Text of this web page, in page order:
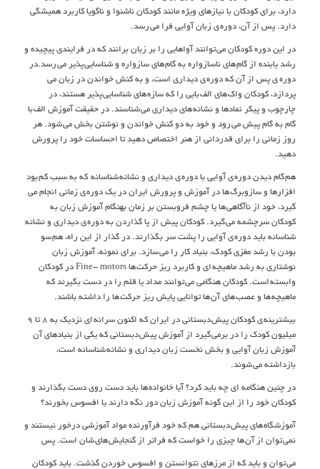
دارد، براي کودکان با نيازهاي ويژه مانند کودکان ناشنوا و ناگويا کاربرد هميشگي
دارد. پس از آن، دوره ي زبان آوايي فرا مي رسد.
در اين دوره کودکان مي توانند آواهايي را بر زبان برانند که در فرايندي پيچيده و
رشد يابنده از گام هاي ناسازواره به گام هاي سازواره و شناسايي پذير مي رسد.در
دوره ي پس از آن که دوره ي ديداري است، و به کنش خواندن در زبان مي
پردازد، کودکان واک هاي الف بايي را که سازه هاي شناسايي پذير هستند، در
چارچوب و پيکر نمادها و نشانه هاي ديداري مي شناسند. در حقيقت آموزش الف با
گام به گام پيش مي رود و خود به دو کنش خواندن و نوشتن بخش مي شود. هر
روز زمانی را برای قدردانی از هنر اختصاص دهید تا احساسات خود را پرورش
دهید.
هم گام ديدن دوره ي آوايي با دوره ي ديداري و نشانه شناسانه که به سبب کم بود
افزارها و سازوبرگ ها در آموزش و پرورش ايران در يک دوره ي زماني انجام مي
گيرد، خود از ناآگاهي ها يا چشم فروبستن بر زمان بهنگام آموزش زبان به
کودکان سرچشمه مي گيرد. کودکان پيش از پا گذاردن به دوره ي ديداري و نشانه
شناسانه بايد دوره ي آوايي را پشت سر بگذارند. در گذار از اين راه، هم سو
بودن با رشد مغزي کودک، بنياد کار را مي سازد. براي نمونه، آموزش زبان
نوشتاري به رشد ماهيچه اي و کاربرد ريز حرکت ها Fine- motors در کودکان
وابسته است. کودکان هنگامي مي توانند مداد يا قلم را در دست بگيرند که
ماهيچه ها و عصب هاي آن ها توانايي پايش ريز حرکت ها را داشته باشند.
بيشترينه ي کودکان پيش دبستاني در ايران که اکنون سرانه اي نزديک به 8 تا 9
ميليون کودک را در برمي گيرد از آموزش پيش دبستاني که يکي از بنيادهاي آن
آموزش زبان آوايي و بخش نخست زبان ديداري و نشانه شناسانه است،
بازداشته مي شوند.
در چنين هنگامه اي چه بايد کرد؟ آيا خانواده ها بايد دست روي دست بگذارند و
کودکان خود را از اين گونه آموزش زبان دور نگه دارند يا افسوس بخورند؟
آموزشگاه هاي پيش دبستاني هم که خود فرآورنده مواد آموزشي درخور نيستند و
نمي توان از آن ها چيزي را خواست که فراتر از گنجايش هاي شان است. پس
مي توان و بايد که از مرزهاي نتوانستن و افسوس خوردن گذشت. بايد کودکان